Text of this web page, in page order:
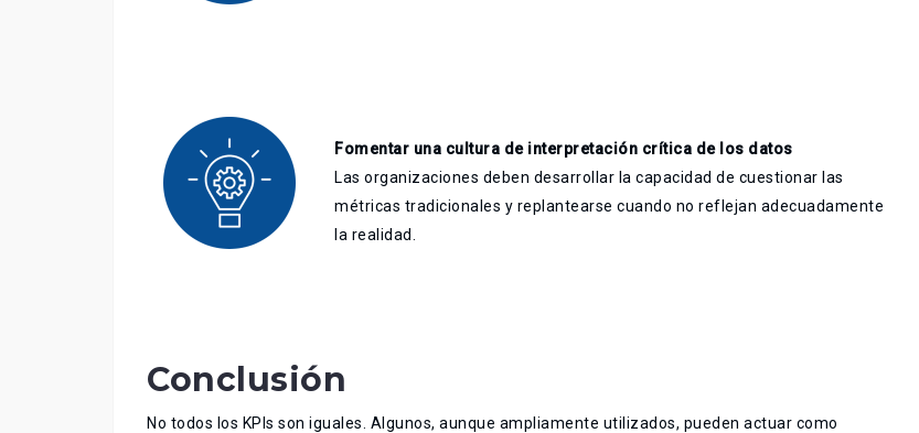
Fomentar una cultura de interpretación crítica de los datos
Las organizaciones deben desarrollar la capacidad de cuestionar las
métricas tradicionales y replantearse cuando no reflejan adecuadamente
la realidad.
Conclusión
No todos los KPIs son iguales. Algunos, aunque ampliamente utilizados, pueden actuar como